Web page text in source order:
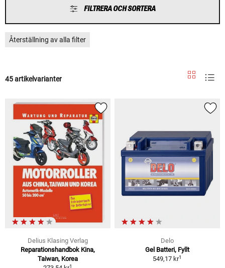
FILTRERA OCH SORTERA
Återställning av alla filter
45 artikelvarianter
Delius Klasing Verlag
Reparationshandbok Kina,
Taiwan, Korea
1
Delo
Gel Batteri, Fyllt
549,17 kr1